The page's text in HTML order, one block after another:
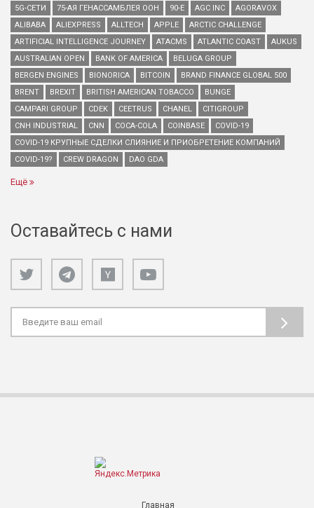
5G-СЕТИ
75-АЯ ГЕНАССАМБЛЕЯ ООН 90-Е AGC INC
AGORAVOX
ALIBABA
ALIEXPRESS ALLTECH APPLE
ARCTIC CHALLENGE
ARTIFICIAL INTELLIGENCE JOURNEY
ATACMS ATLANTIC COAST
AUKUS
AUSTRALIAN OPEN
BANK OF AMERICA
BELUGA GROUP
BERGEN ENGINES
BIONORICA BITCOIN
BRAND FINANCE GLOBAL 500
BRENT
BREXIT BRITISH AMERICAN TOBACCO
BUNGE
CAMPARI GROUP
CDEK CEETRUS CHANEL
CITIGROUP
CNH INDUSTRIAL
CNN COCA-COLA COINBASE
COVID-19
COVID-19 КРУПНЫЕ СДЕЛКИ СЛИЯНИЕ И ПРИОБРЕТЕНИЕ КОМПАНИЙ
COVID-19?
CREW DRAGON DAO GDA
Ещё
Оставайтесь с нами
Главная